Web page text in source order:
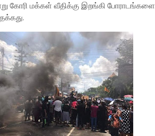
கோரி மக்கள் வீதிக்கு இறங்கி போராடங்களை